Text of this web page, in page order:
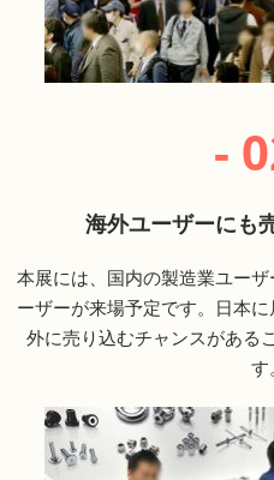
-
海外ユーザーにも
本展には、国内の製造業ユー
ーザーが来場予定です。日本
外に売り込むチャンスがある
す。